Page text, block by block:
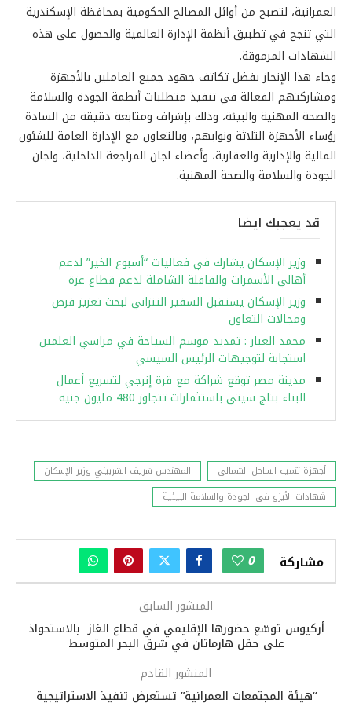
العمرانية، لتصبح من أوائل المصالح الحكومية بمحافظة الإسكندرية
التي تنجح في تطبيق أنظمة الإدارة العالمية والحصول على هذه
الشهادات المرموقة.
وجاء هذا الإنجاز بفضل تكاتف جهود جميع العاملين بالأجهزة
ومشاركتهم الفعالة في تنفيذ متطلبات أنظمة الجودة والسلامة
والصحة المهنية والبيئة، وذلك بإشراف ومتابعة دقيقة من السادة
رؤساء الأجهزة الثلاثة ونوابهم، وبالتعاون مع الإدارة العامة للشئون
المالية والإدارية والعقارية، وأعضاء لجان المراجعة الداخلية، ولجان
الجودة والسلامة والصحة المهنية.
قد يعجبك ايضا
وزير الإسكان يشارك في فعاليات “أسبوع الخير” لدعم
أهالي الأسمرات والقافلة الشاملة لدعم قطاع غزة
وزير الإسكان يستقبل السفير التنزاني لبحث تعزيز فرص
ومجالات التعاون
محمد العبار : تمديد موسم السياحة في مراسي العلمين
استجابة لتوجيهات الرئيس السيسي
مدينة مصر توقع شراكة مع قرة إنرجي لتسريع أعمال
البناء بتاج سيتي باستثمارات تتجاوز 480 مليون جنيه
أجهزة تنمية الساحل الشمالى
المهندس شريف الشربيني وزير الإسكان
شهادات الأيزو فى الجودة والسلامة البيئية
مشاركة 0
المنشور السابق
أركيوس توسّع حضورها الإقليمي في قطاع الغاز بالاستحواذ
على حقل هارماتان في شرق البحر المتوسط
المنشور القادم
“هيئة المجتمعات العمرانية” تستعرض تنفيذ الاستراتيجية